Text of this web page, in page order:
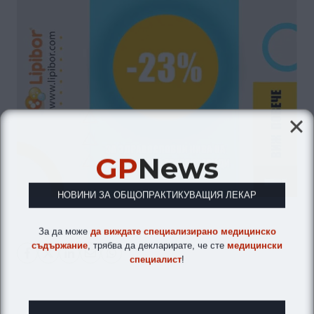
GPNews
НОВИНИ ЗА ОБЩОПРАКТИКУВАЩИЯ ЛЕКАР
За да може да виждате специализирано медицинско
съдържание , трябва да декларирате, че сте медицински
специалист!